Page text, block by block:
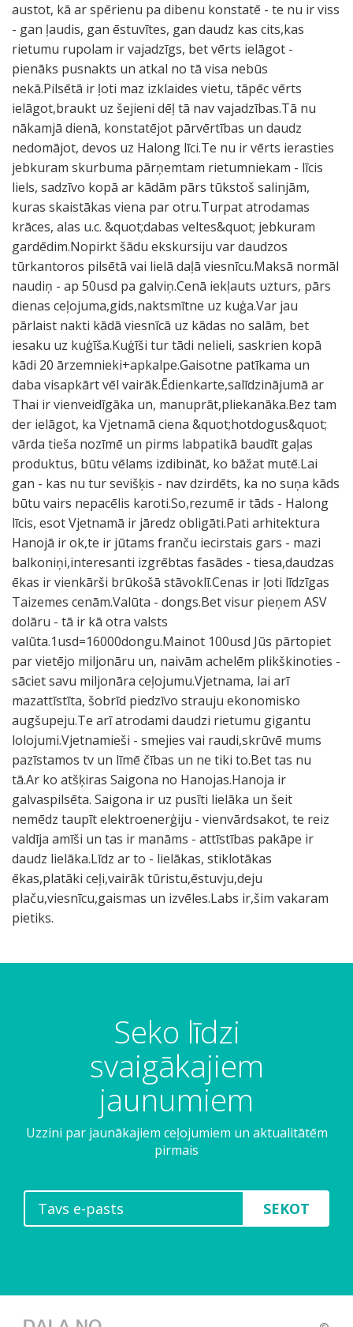
austot, kā ar spērienu pa dibenu konstatē - te nu ir viss
- gan ļaudis, gan ēstuvītes, gan daudz kas cits,kas
rietumu rupolam ir vajadzīgs, bet vērts ielāgot -
pienāks pusnakts un atkal no tā visa nebūs
nekā.Pilsētā ir ļoti maz izklaides vietu, tāpēc vērts
ielāgot,braukt uz šejieni dēļ tā nav vajadzības.Tā nu
nākamjā dienā, konstatējot pārvērtības un daudz
nedomājot, devos uz Halong līci.Te nu ir vērts ierasties
jebkuram skurbuma pārņemtam rietumniekam - līcis
liels, sadzīvo kopā ar kādām pārs tūkstoš salinjām,
kuras skaistākas viena par otru.Turpat atrodamas
krāces, alas u.c. &quot;dabas veltes&quot; jebkuram
gardēdim.Nopirkt šādu ekskursiju var daudzos
tūrkantoros pilsētā vai lielā daļā viesnīcu.Maksā normāl
naudiņ - ap 50usd pa galviņ.Cenā iekļauts uzturs, pārs
dienas ceļojuma,gids,naktsmītne uz kuģa.Var jau
pārlaist nakti kādā viesnīcā uz kādas no salām, bet
iesaku uz kuģīša.Kuģīši tur tādi nelieli, saskrien kopā
kādi 20 ārzemnieki+apkalpe.Gaisotne patīkama un
daba visapkārt vēl vairāk.Ēdienkarte,salīdzinājumā ar
Thai ir vienveidīgāka un, manuprāt,pliekanāka.Bez tam
der ielāgot, ka Vjetnamā ciena &quot;hotdogus&quot;
vārda tieša nozīmē un pirms labpatikā baudīt gaļas
produktus, būtu vēlams izdibināt, ko bāžat mutē.Lai
gan - kas nu tur sevišķis - nav dzirdēts, ka no suņa kāds
būtu vairs nepacēlis karoti.So,rezumē ir tāds - Halong
līcis, esot Vjetnamā ir jāredz obligāti.Pati arhitektura
Hanojā ir ok,te ir jūtams franču iecirstais gars - mazi
balkoniņi,interesanti izgrēbtas fasādes - tiesa,daudzas
ēkas ir vienkārši brūkošā stāvoklī.Cenas ir ļoti līdzīgas
Taizemes cenām.Valūta - dongs.Bet visur pieņem ASV
dolāru - tā ir kā otra valsts
valūta.1usd=16000dongu.Mainot 100usd Jūs pārtopiet
par vietējo miljonāru un, naivām achelēm plikškinoties -
sāciet savu miljonāra ceļojumu.Vjetnama, lai arī
mazattīstīta, šobrīd piedzīvo strauju ekonomisko
augšupeju.Te arī atrodami daudzi rietumu gigantu
lolojumi.Vjetnamieši - smejies vai raudi,skrūvē mums
pazīstamos tv un līmē čības un ne tiki to.Bet tas nu
tā.Ar ko atšķiras Saigona no Hanojas.Hanoja ir
galvaspilsēta. Saigona ir uz pusīti lielāka un šeit
nemēdz taupīt elektroenerģiju - vienvārdsakot, te reiz
valdīja amīši un tas ir manāms - attīstības pakāpe ir
daudz lielāka.Līdz ar to - lielākas, stiklotākas
ēkas,platāki ceļi,vairāk tūristu,ēstuvju,deju
plaču,viesnīcu,gaismas un izvēles.Labs ir,šim vakaram
pietiks.
Seko līdzi
svaigākajiem
jaunumiem
Uzzini par jaunākajiem ceļojumiem un aktualitātēm
pirmais
SEKOT